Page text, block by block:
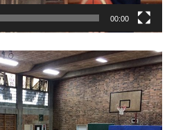
00:00